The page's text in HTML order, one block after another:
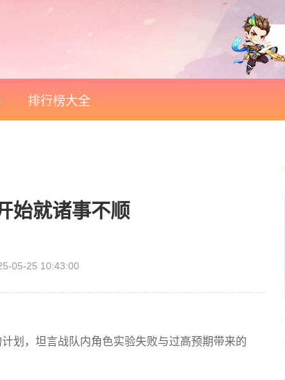
排行榜大全
始就诸事不顺
05-25 10:43:00
划，坦言战队内角色实验失败与过高预期带来的